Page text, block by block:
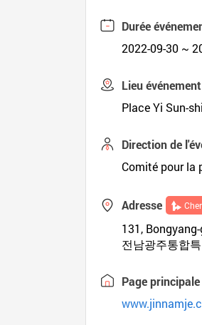
Durée
2022-09-30 ~
Lieu événement
Place Yi Sun-
Direction de
Comité pour la
Adresse
131,
전남광주통합
Page principale